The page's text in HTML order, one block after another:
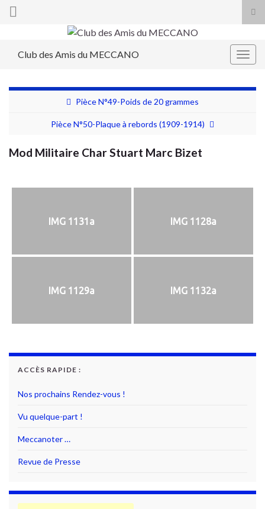
Search for:
Club des Amis du MECCANO
Pièce N°49-Poids de 20 grammes
Pièce N°50-Plaque à rebords (1909-1914)
Mod Militaire Char Stuart Marc Bizet
IMG 1131a IMG 1128a
IMG 1129a IMG 1132a
ACCÈS RAPIDE :
Nos prochains Rendez-vous !
Vu quelque-part !
Meccanoter …
Revue de Presse